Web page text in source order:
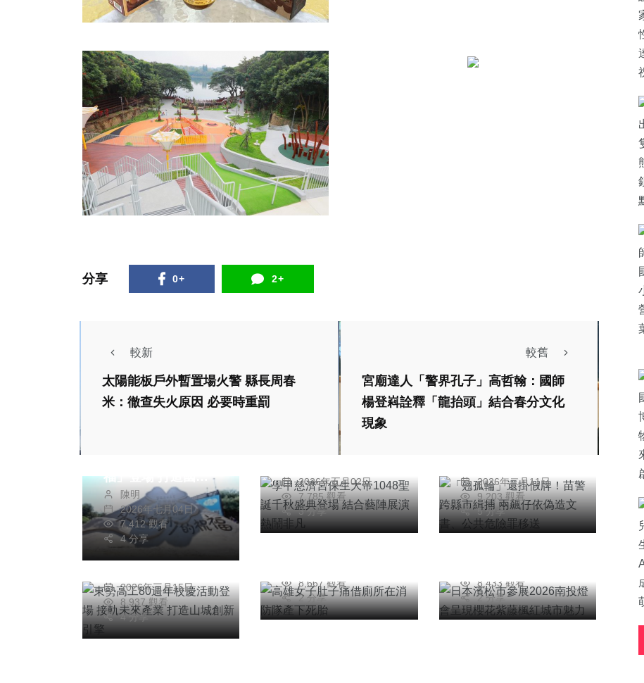
分享 0+ 2+
較新
太陽能板戶外暫置場火警 縣長周春
米：徹查失火原因 必要時重罰
較舊
宮廟達人「警界孔子」高哲翰：國師
楊登嵙詮釋「龍抬頭」結合春分文化
現象
社會 宗教
綜合新聞 旅遊
福」登場 打造國際
沙雕藝術舞台
陳明
2026年七月04日
7,412 觀看
4 分享
農業
文教
學甲慈濟宮保生大帝
1048聖誕千秋盛典
登場 結合藝陣展演
2026年五月02日
7,785 觀看
3 分享
社會 綜合新聞
「翹孤輪」還掛假
2026年二月11日
9,203 觀看
5 分享
科技新知
東勢高工80週年校
慶活動登場 接軌未
2026年三月15日
8,937 觀看
4 分享
社會
高雄女子肚子痛借廁
所在消防隊產下死胎
8,667 觀看
2 分享
日本濱松市參展
2026南投燈會呈現
櫻花紫藤楓紅城市魅
8,433 觀看
2 分享